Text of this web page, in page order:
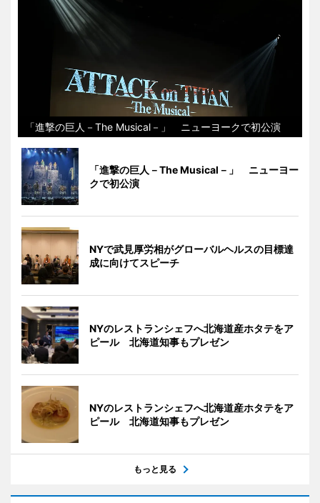
「進撃の巨人－The Musical－」 ニューヨークで初公演
「進撃の巨人－The Musical－」 ニューヨー
クで初公演
NYで武見厚労相がグローバルヘルスの目標達
成に向けてスピーチ
NYのレストランシェフへ北海道産ホタテをア
ピール 北海道知事もプレゼン
NYのレストランシェフへ北海道産ホタテをア
ピール 北海道知事もプレゼン
もっと見る